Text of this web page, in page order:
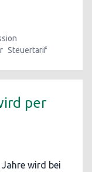
Steuertarif
per
wird bei